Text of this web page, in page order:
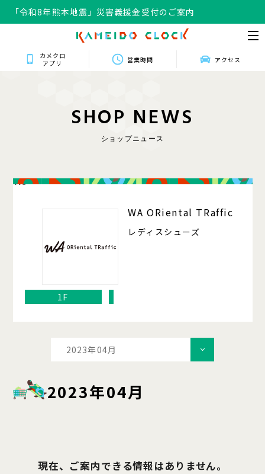
「令和8年熊本地震」災害義援金受付のご案内
カメクロ
アプリ
営業時間 アクセス
SHOP NEWS
ショップニュース
118
WA ORiental TRaffic
レディスシューズ
1F
2023年04月
2023年04月
現在、ご案内できる情報はありません。